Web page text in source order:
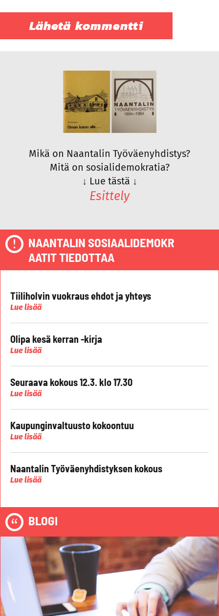
Mikä on Naantalin Työväenyhdistys?
Mitä on sosialidemokratia?
↓ Lue tästä ↓
Esittely
NAANTALIN SOSIAALIDEMOKR
AATIT TIEDOTTAA
Tiiliholvin vuokraus ehdot ja yhteys
Lue lisää
Olipa kesä kerran -kirja
Lue lisää
Seuraava kokous 12.3. klo 17.30
Lue lisää
Kaupunginvaltuusto kokoontuu
Lue lisää
Naantalin Työväenyhdistyksen kokous
Lue lisää
BLOGI